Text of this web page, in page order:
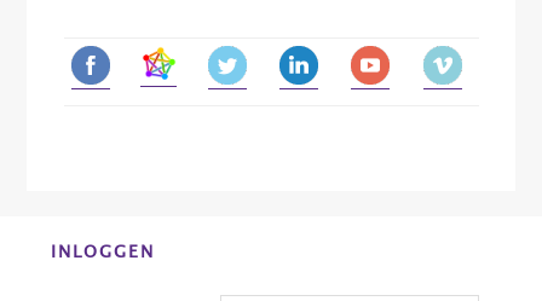
Before
INLOGGEN